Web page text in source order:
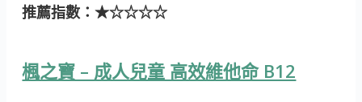
推薦指數：★☆☆☆☆
楓之寶 – 成人兒童 高效維他命 B12